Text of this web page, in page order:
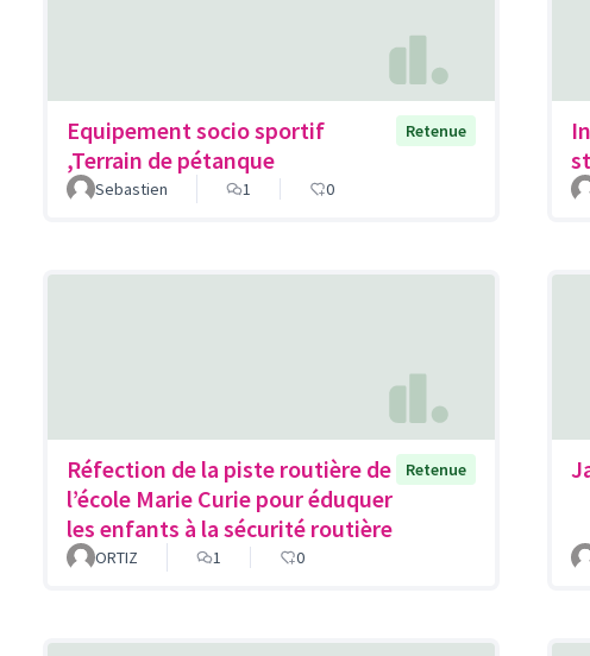
Equipement socio sportif
,Terrain de pétanque
Retenue
Sebastien 1 0
Réfection de la piste routière de
l’école Marie Curie pour éduquer
les enfants à la sécurité routière
Retenue
ORTIZ 1 0